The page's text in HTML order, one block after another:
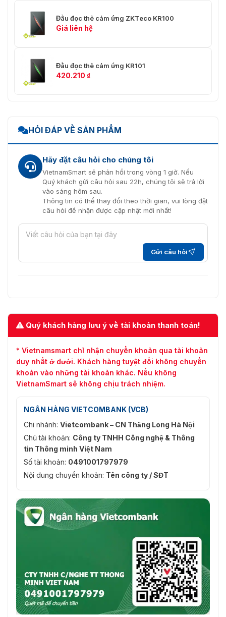
Đầu đọc thẻ cảm ứng ZKTeco KR100
Giá liên hệ
Đầu đọc thẻ cảm ứng KR101
420.210 ₫
HỎI ĐÁP VỀ SẢN PHẨM
Hãy đặt câu hỏi cho chúng tôi
VietnamSmart sẽ phản hồi trong vòng 1 giờ. Nếu
Quý khách gửi câu hỏi sau 22h, chúng tôi sẽ trả lời
vào sáng hôm sau.
Thông tin có thể thay đổi theo thời gian, vui lòng đặt
câu hỏi để nhận được cập nhật mới nhất!
Gửi câu hỏi
Quý khách hàng lưu ý về tài khoản thanh toán!
* Vietnamsmart chỉ nhận chuyển khoản qua tài khoản
duy nhất ở dưới. Khách hàng tuyệt đối không chuyển
khoản vào những tài khoản khác. Nếu không
VietnamSmart sẽ không chịu trách nhiệm.
NGÂN HÀNG VIETCOMBANK (VCB)
Chi nhánh: Vietcombank – CN Thăng Long Hà Nội
Chủ tài khoản: Công ty TNHH Công nghệ & Thông
tin Thông minh Việt Nam
Số tài khoản: 0491001797979
Nội dung chuyển khoản: Tên công ty / SĐT